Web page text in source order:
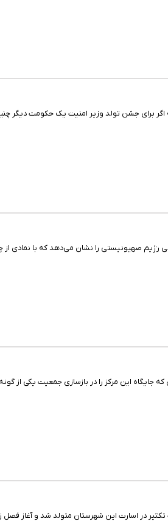
برای جشن تولد وزیر امنیت یک حکومت دیگر
«ایتمار بن‌گویر» وزیر امنیت داخلی رژیم صهیونیستی را نشان
جایگاه این مرکز را در بازسازی جمعیت یکی از
در اسارت این شهرستان متولد شد و آغاز فصل